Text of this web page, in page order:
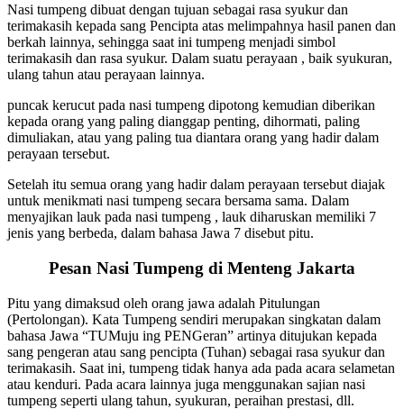
Nasi tumpeng dibuat dengan tujuan sebagai rasa syukur dan
terimakasih kepada sang Pencipta atas melimpahnya hasil panen dan
berkah lainnya, sehingga saat ini tumpeng menjadi simbol
terimakasih dan rasa syukur. Dalam suatu perayaan , baik syukuran,
ulang tahun atau perayaan lainnya.
puncak kerucut pada nasi tumpeng dipotong kemudian diberikan
kepada orang yang paling dianggap penting, dihormati, paling
dimuliakan, atau yang paling tua diantara orang yang hadir dalam
perayaan tersebut.
Setelah itu semua orang yang hadir dalam perayaan tersebut diajak
untuk menikmati nasi tumpeng secara bersama sama. Dalam
menyajikan lauk pada nasi tumpeng , lauk diharuskan memiliki 7
jenis yang berbeda, dalam bahasa Jawa 7 disebut pitu.
Pesan Nasi Tumpeng di Menteng Jakarta
Pitu yang dimaksud oleh orang jawa adalah Pitulungan
(Pertolongan). Kata Tumpeng sendiri merupakan singkatan dalam
bahasa Jawa “TUMuju ing PENGeran” artinya ditujukan kepada
sang pengeran atau sang pencipta (Tuhan) sebagai rasa syukur dan
terimakasih. Saat ini, tumpeng tidak hanya ada pada acara selametan
atau kenduri. Pada acara lainnya juga menggunakan sajian nasi
tumpeng seperti ulang tahun, syukuran, peraihan prestasi, dll.